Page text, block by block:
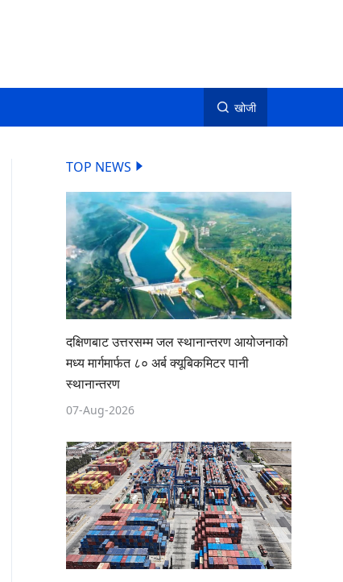
खोजी
TOP NEWS
दक्षिणबाट उत्तरसम्म जल स्थानान्तरण आयोजनाको
मध्य मार्गमार्फत ८० अर्ब क्यूबिकमिटर पानी
स्थानान्तरण
07-Aug-2026